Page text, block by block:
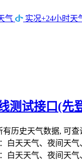
气 实况+24小时天
测试接口(先
历史天气数据, 可
白天天气、夜间天
白天天气、夜间天